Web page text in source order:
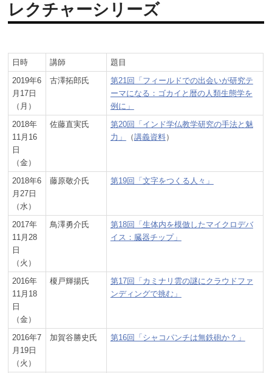
レクチャーシリーズ
日時 講師
題目
2019年6
月17日
（月）
古澤拓郎氏
第21回「フィールドでの出会いが研究テ
ーマになる：ゴカイと暦の人類生態学を
例に」
2018年
11月16
日
（金）
佐藤直実氏
第20回「インド学仏教学研究の手法と魅
力」
（講義資料）
2018年6
月27日
（水）
藤原敬介氏 第19回「文字をつくる人々」
2017年
11月28
日
（火）
鳥澤勇介氏
第18回「生体内を模倣したマイクロデバ
イス：臓器チップ」
2016年
11月18
日
（金）
榎戸輝揚氏
第17回「カミナリ雲の謎にクラウドファ
ンディングで挑む」
2016年7
月19日
（火）
加賀谷勝史氏 第16回「シャコパンチは無鉄砲か？」